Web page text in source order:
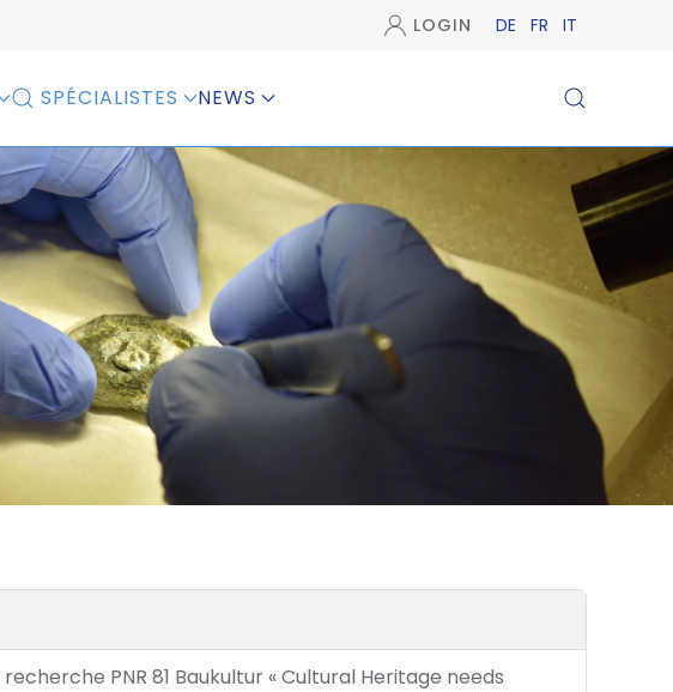
LOGIN DE FR IT
SPÉCIALISTES NEWS
PNR 81 Baukultur « Cultural Heritage needs